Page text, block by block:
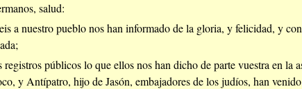
salud:
a nuestro pueblo nos han informado de la gloria, y felicidad, y
públicos lo que ellos nos han dicho de parte vuestra en la
y Antípatro, hijo de Jasón, embajadores de los judíos, han